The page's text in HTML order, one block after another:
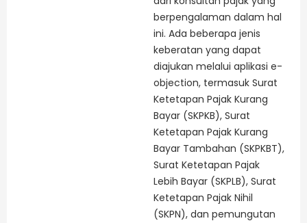
berpengalaman dalam hal
ini. Ada beberapa jenis
keberatan yang dapat
diajukan melalui aplikasi e-
objection, termasuk Surat
Ketetapan Pajak Kurang
Bayar (SKPKB), Surat
Ketetapan Pajak Kurang
Bayar Tambahan (SKPKBT),
Surat Ketetapan Pajak
Lebih Bayar (SKPLB), Surat
Ketetapan Pajak Nihil
(SKPN), dan pemungutan